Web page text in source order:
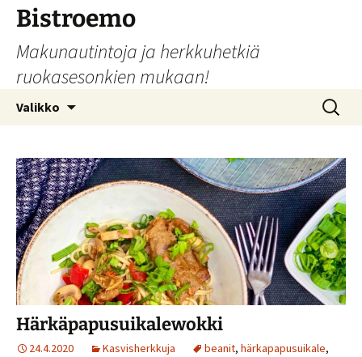
Siirry
sisältöön
Bistroemo
Makunautintoja ja herkkuhetkiä
ruokasesonkien mukaan!
Valikko Haku:
Härkäpapusuikalewokki
24.4.2020 Kasvisherkkuja beanit, härkapapusuikale,